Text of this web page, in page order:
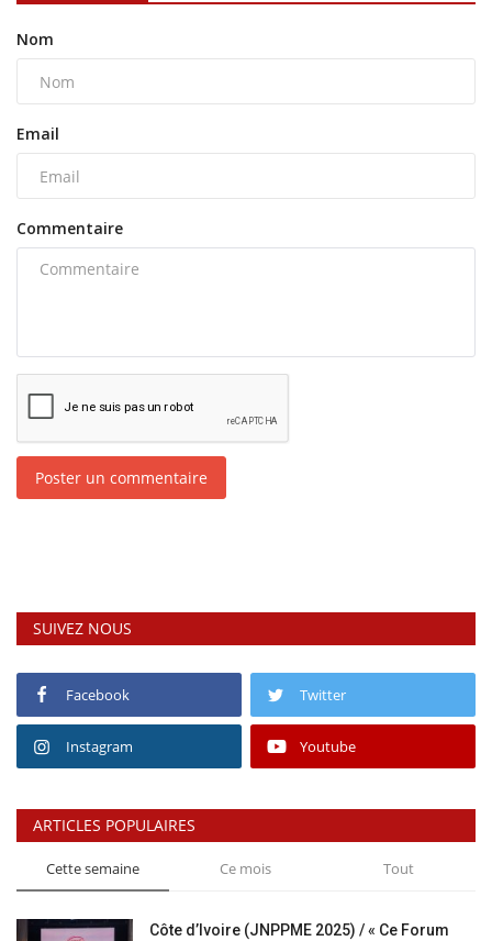
Nom
Email
Commentaire
Poster un commentaire
SUIVEZ NOUS
Facebook Twitter
Instagram Youtube
ARTICLES POPULAIRES
Cette semaine Ce mois Tout
Côte d’Ivoire (JNPPME 2025) / « Ce Forum